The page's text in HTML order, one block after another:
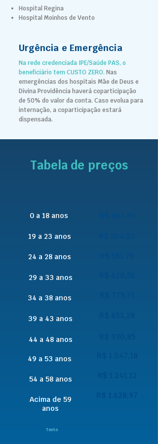
Hospital Regina
Hospital Moinhos de Vento
Urgência e Emergência
Na rede credenciada IPE/Saúde PAS, o
beneficiário tem CUSTO ZERO. Nas
emergências dos hospitais Mãe de Deus e
Divina Providência haverá coparticipação
de 50% do valor da conta. Caso evolua para
internação, a coparticipação estará
dispensada.
Tabela de preços
0 a 18 anos
19 a 23 anos
24 a 28 anos
29 a 33 anos
34 a 38 anos
39 a 43 anos
44 a 48 anos
49 a 53 anos
54 a 58 anos
Acima de 59
anos
Texto